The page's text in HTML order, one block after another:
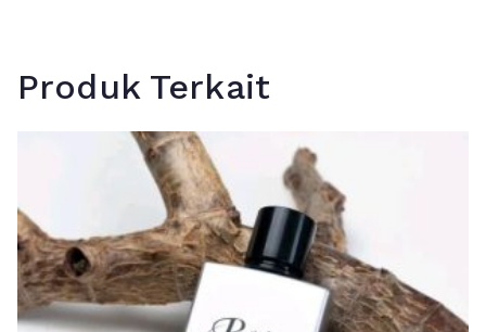
Produk Terkait